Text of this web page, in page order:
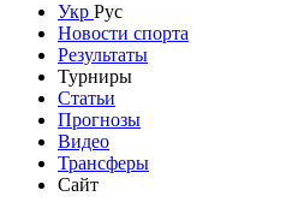
Укр Рус
Новости спорта
Результаты
Турниры
Статьи
Прогнозы
Видео
Трансферы
Сайт